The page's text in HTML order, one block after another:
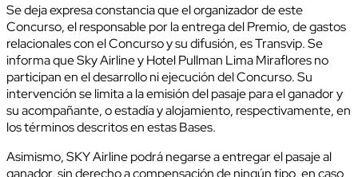
Se deja expresa constancia que el organizador de este
Concurso, el responsable por la entrega del Premio, de gastos
relacionales con el Concurso y su difusión, es Transvip. Se
informa que Sky Airline y Hotel Pullman Lima Miraflores no
participan en el desarrollo ni ejecución del Concurso. Su
intervención se limita a la emisión del pasaje para el ganador y
su acompañante, o estadía y alojamiento, respectivamente, en
los términos descritos en estas Bases.
Asimismo, SKY Airline podrá negarse a entregar el pasaje al
ganador, sin derecho a compensación de ningún tipo, en caso